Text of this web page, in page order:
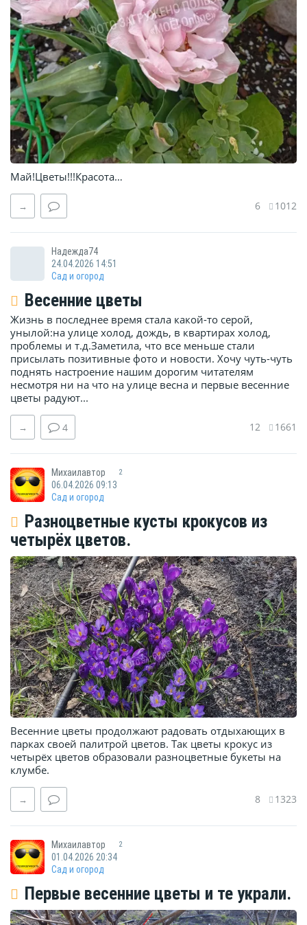
Май!Цветы!!!Красота…
→ 6 1012
Надежда74
24.04.2026 14:51
Сад и огород
Весенние цветы
Жизнь в последнее время стала какой-то серой,
унылой:на улице холод, дождь, в квартирах холод,
проблемы и т.д.Заметила, что все меньше стали
присылать позитивные фото и новости. Хочу чуть-чуть
поднять настроение нашим дорогим читателям
несмотря ни на что на улице весна и первые весенние
цветы радуют...
→ 4 12 1661
Михаилавтор 2
06.04.2026 09:13
Сад и огород
Разноцветные кусты крокусов из
четырёх цветов.
Весенние цветы продолжают радовать отдыхающих в
парках своей палитрой цветов. Так цветы крокус из
четырёх цветов образовали разноцветные букеты на
клумбе.
→ 8 1323
Михаилавтор 2
01.04.2026 20:34
Сад и огород
Первые весенние цветы и те украли.